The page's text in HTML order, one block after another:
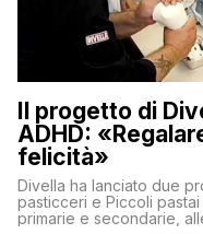
Il progetto di
ADHD:
felicità»
Divella ha lanciato due
pasticceri e Piccoli
primarie e secondarie,